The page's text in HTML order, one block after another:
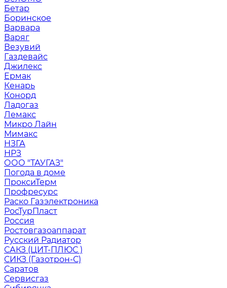
Бетар
Боринское
Варвара
Варяг
Везувий
Газдевайс
Джилекс
Ермак
Кенарь
Конорд
Ладогаз
Лемакс
Микро Лайн
Мимакс
НЗГА
НРЗ
ООО "ТАУГАЗ"
Погода в доме
ПроксиТерм
Профресурс
Раско Газэлектроника
РосТурПласт
Россия
Ростовгазоаппарат
Русский Радиатор
САКЗ (ЦИТ-ПЛЮС )
СИКЗ (Газотрон-С)
Саратов
Сервисгаз